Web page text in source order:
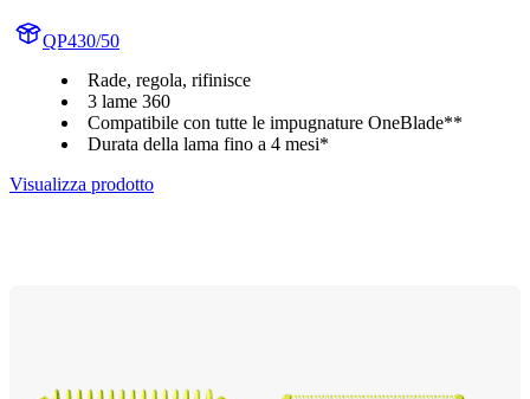
QP430/50
Rade, regola, rifinisce
3 lame 360
Compatibile con tutte le impugnature OneBlade**
Durata della lama fino a 4 mesi*
Visualizza prodotto